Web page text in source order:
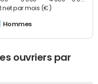
net par mois (€)
Hommes
ouvriers par